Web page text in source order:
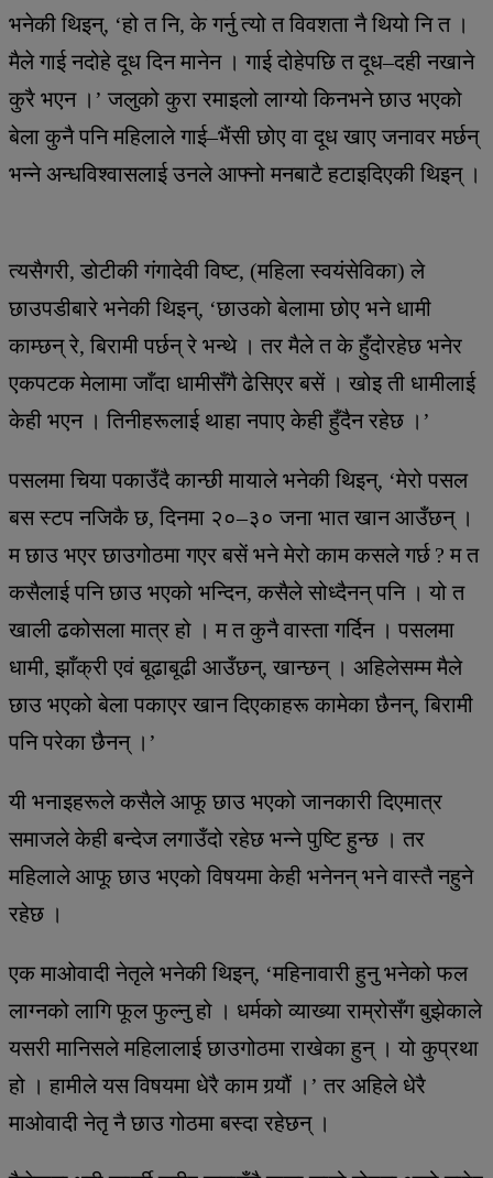
भनेकी थिइन्, ‘हो त नि, के गर्नु त्यो त विवशता नै थियो नि त ।
मैले गाई नदोहे दूध दिन मानेन । गाई दोहेपछि त दूध–दही नखाने
कुरै भएन ।’ जलुको कुरा रमाइलो लाग्यो किनभने छाउ भएको
बेला कुनै पनि महिलाले गाई–भैंसी छोए वा दूध खाए जनावर मर्छन्
भन्ने अन्धविश्वासलाई उनले आफ्नो मनबाटै हटाइदिएकी थिइन् ।
त्यसैगरी, डोटीकी गंगादेवी विष्ट, (महिला स्वयंसेविका) ले
छाउपडीबारे भनेकी थिइन्, ‘छाउको बेलामा छोए भने धामी
काम्छन् रे, बिरामी पर्छन् रे भन्थे । तर मैले त के हुँदोरहेछ भनेर
एकपटक मेलामा जाँदा धामीसँगै ढेसिएर बसें । खोइ ती धामीलाई
केही भएन । तिनीहरूलाई थाहा नपाए केही हुँदैन रहेछ ।’
पसलमा चिया पकाउँदै कान्छी मायाले भनेकी थिइन्, ‘मेरो पसल
बस स्टप नजिकै छ, दिनमा २०–३० जना भात खान आउँछन् ।
म छाउ भएर छाउगोठमा गएर बसें भने मेरो काम कसले गर्छ ? म त
कसैलाई पनि छाउ भएको भन्दिन, कसैले सोध्दैनन् पनि । यो त
खाली ढकोसला मात्र हो । म त कुनै वास्ता गर्दिन । पसलमा
धामी, झाँक्री एवं बूढाबूढी आउँछन्, खान्छन् । अहिलेसम्म मैले
छाउ भएको बेला पकाएर खान दिएकाहरू कामेका छैनन्, बिरामी
पनि परेका छैनन् ।’
यी भनाइहरूले कसैले आफू छाउ भएको जानकारी दिएमात्र
समाजले केही बन्देज लगाउँदो रहेछ भन्ने पुष्टि हुन्छ । तर
महिलाले आफू छाउ भएको विषयमा केही भनेनन् भने वास्तै नहुने
रहेछ ।
एक माओवादी नेतृले भनेकी थिइन्, ‘महिनावारी हुनु भनेको फल
लाग्नको लागि फूल फुल्नु हो । धर्मको व्याख्या राम्रोसँग बुझेकाले
यसरी मानिसले महिलालाई छाउगोठमा राखेका हुन् । यो कुप्रथा
हो । हामीले यस विषयमा धेरै काम गर्‍यौं ।’ तर अहिले धेरै
माओवादी नेतृ नै छाउ गोठमा बस्दा रहेछन् ।